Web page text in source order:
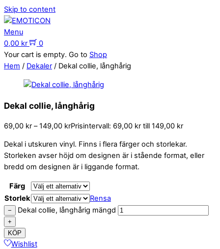
Skip to content
Menu
0,00 kr
0
Your cart is empty. Go to Shop
Hem / Dekaler / Dekal collie, långhårig
Dekal collie, långhårig
69,00 kr – 149,00 krPrisintervall: 69,00 kr till 149,00 kr
Dekal i utskuren vinyl. Finns i flera färger och storlekar.
Storleken avser höjd om designen är i stående format, eller
bredd om designen är i liggande format.
Färg
Storlek
Rensa
− Dekal collie, långhårig mängd
+
KÖP
Wishlist